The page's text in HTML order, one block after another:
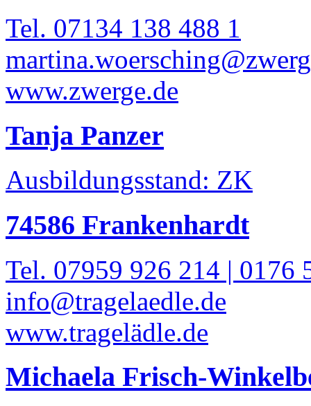
Tel. 07134 138 488 1
www.zwerge.de
Tanja Panzer
Ausbildungsstand: ZK
74586 Frankenhardt
Tel. 07959 926 214 | 0176
info@tragelaedle.de
www.tragelädle.de
Michaela Frisch-